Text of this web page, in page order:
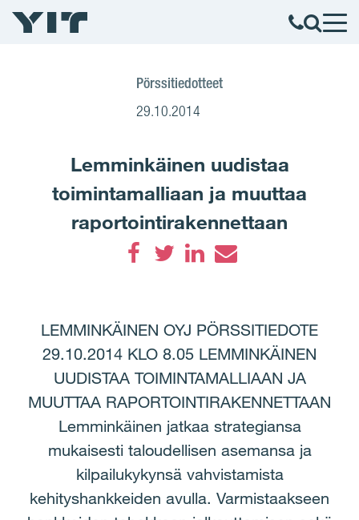
Pörssitiedotteet
29.10.2014
Lemminkäinen uudistaa
toimintamalliaan ja muuttaa
raportointirakennettaan
LEMMINKÄINEN OYJ PÖRSSITIEDOTE
29.10.2014 KLO 8.05 LEMMINKÄINEN
UUDISTAA TOIMINTAMALLIAAN JA
MUUTTAA RAPORTOINTIRAKENNETTAAN
Lemminkäinen jatkaa strategiansa
mukaisesti taloudellisen asemansa ja
kilpailukykynsä vahvistamista
kehityshankkeiden avulla. Varmistaakseen